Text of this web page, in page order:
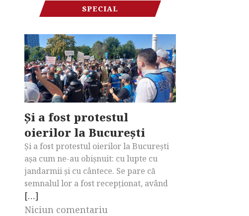
SPECIAL
Și a fost protestul
oierilor la București
Și a fost protestul oierilor la București
așa cum ne-au obișnuit: cu lupte cu
jandarmii și cu cântece. Se pare că
semnalul lor a fost recepționat, având
[…]
Niciun comentariu